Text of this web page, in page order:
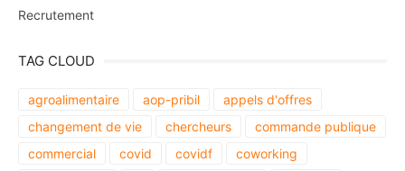
Recrutement
TAG CLOUD
agroalimentaire aop-pribil
appels d'offres
changement de vie
chercheurs
commande publique
commercial
covid covidf
coworking